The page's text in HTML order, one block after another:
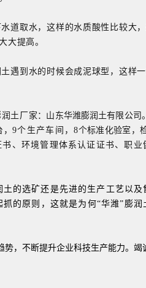
道取水，这样的水质酸性比较大
大提高。
遇到水的时候会成泥球型，这样
土厂家 ：山东华潍膨润土有限公司
9个生产车间，8个标准化验室，
、环境管理体系认证证书、职业
土的选矿还是先进的生产工艺以
的原则，这就是为何“华潍”膨
，不断提升企业科技生产能力。 竭